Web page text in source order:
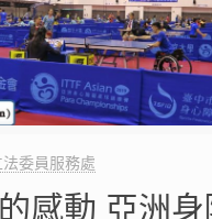
法委員服務處
感動 亞洲身